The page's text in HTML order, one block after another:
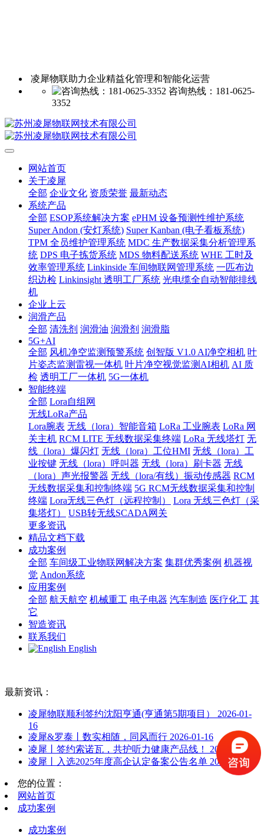
凌犀物联助力企业精益化管理和智能化运营
咨询热线：181-0625-
3352
网站首页
关于凌犀
全部 企业文化 资质荣誉 最新动态
系统产品
全部 ESOP系统解决方案 ePHM 设备预测性维护系统
Super Andon (安灯系统) Super Kanban (电子看板系统)
TPM 全员维护管理系统 MDC 生产数据采集分析管理系
统 DPS 电子拣货系统 MDS 物料配送系统 WHE 工时及
效率管理系统 Linkinside 车间物联网管理系统 一匹布边
织边检 Linkinsight 透明工厂系统 光电缆全自动智能排线
机
企业上云
润滑产品
全部 清洗剂 润滑油 润滑剂 润滑脂
5G+AI
全部 风机净空监测预警系统 创智版 V1.0 AI净空相机 叶
片姿态监测雷视一体机 叶片净空视觉监测AI相机 AI 质
检 透明工厂一体机 5G一体机
智能终端
全部 Lora自组网
无线LoRa产品
Lora腕表 无线（lora）智能音箱 LoRa 工业腕表 LoRa 网
关主机 RCM LITE 无线数据采集终端 LoRa 无线塔灯 无
线（lora）爆闪灯 无线（lora）工位HMI 无线（lora）工
业按键 无线（lora）呼叫器 无线（lora）刷卡器 无线
（lora）声光报警器 无线（lora/有线）振动传感器 RCM
无线数据采集和控制终端 5G RCM无线数据采集和控制
终端 Lora无线三色灯（远程控制）
Lora 无线三色灯（采
集塔灯）
USB转无线SCADA网关
更多资讯
精品文档下载
成功案例
全部 车间级工业物联网解决方案 集群优秀案例 机器视
觉 Andon系统
应用案例
全部 航天航空 机械重工 电子电器 汽车制造 医疗化工 其
它
智造资讯
联系我们
English
最新资讯：
凌犀物联顺利签约沈阳亨通(亨通第5期项目） 2026-01-
16
凌犀&罗泰丨数实相随，同风而行 2026-01-16
凌犀丨签约索诺瓦，共护听力健康产品线！ 2026-01-16
凌犀丨入选2025年度高企认定备案公告名单 2026-01-16
您的位置：
网站首页
成功案例
成功案例